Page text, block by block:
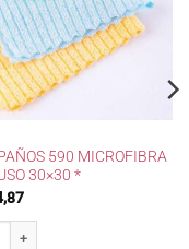
590 MICROFIBRA
30×30 *
590 Microfibra Multiuso